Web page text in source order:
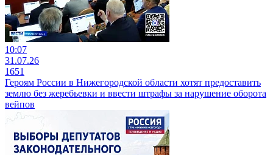
10:07
31.07.26
1651
Героям России в Нижегородской области хотят предоставить
землю без жеребьевки и ввести штрафы за нарушение оборота
вейпов